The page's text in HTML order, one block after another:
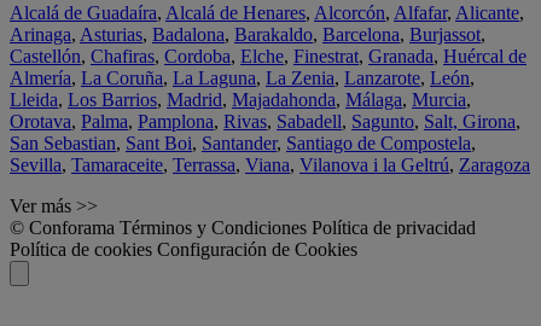
Alcalá de Guadaíra, Alcalá de Henares, Alcorcón, Alfafar, Alicante,
Arinaga, Asturias, Badalona, Barakaldo, Barcelona, Burjassot,
Castellón, Chafiras, Cordoba, Elche, Finestrat, Granada, Huércal de
Almería, La Coruña, La Laguna, La Zenia, Lanzarote, León,
Lleida, Los Barrios, Madrid, Majadahonda, Málaga, Murcia,
Orotava, Palma, Pamplona, Rivas, Sabadell, Sagunto, Salt, Girona,
San Sebastian, Sant Boi, Santander, Santiago de Compostela,
Sevilla, Tamaraceite, Terrassa, Viana, Vilanova i la Geltrú, Zaragoza
Ver más >>
© Conforama Términos y Condiciones Política de privacidad
Política de cookies Configuración de Cookies